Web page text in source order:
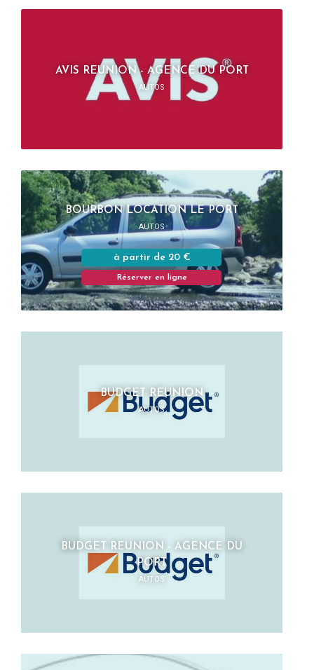
AVIS REUNION - AGENCE DU PORT
AUTOS
BOURBON LOCATION LE PORT
AUTOS
à partir de 20 €
Réserver en ligne
BUDGET REUNION
AUTOS
BUDGET REUNION - AGENCE DU
PORT
AUTOS